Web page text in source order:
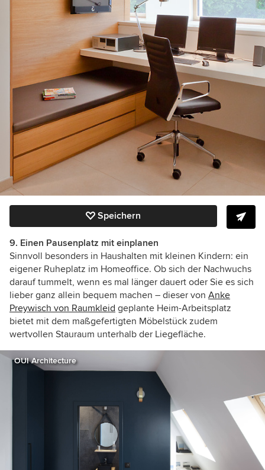
Speichern
9. Einen Pausenplatz mit einplanen
Sinnvoll besonders in Haushalten mit kleinen Kindern: ein
eigener Ruheplatz im Homeoffice. Ob sich der Nachwuchs
darauf tummelt, wenn es mal länger dauert oder Sie es sich
lieber ganz allein bequem machen – dieser von Anke
Preywisch von Raumkleid geplante Heim-Arbeitsplatz
bietet mit dem maßgefertigten Möbelstück zudem
wertvollen Stauraum unterhalb der Liegefläche.
OUI Architecture